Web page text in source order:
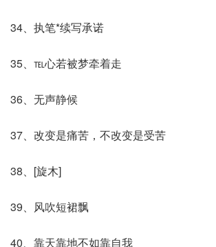
34、执笔*续写承诺
35、℡心若被梦牵着走
36、无声静候
37、改变是痛苦，不改变是受苦
38、[旋木]
39、风吹短裙飘
40、靠天靠地不如靠自我